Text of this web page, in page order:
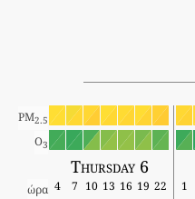
PM2.5
O3
Thursday 6
ώρα 4 7 10 13 16 19 22 1